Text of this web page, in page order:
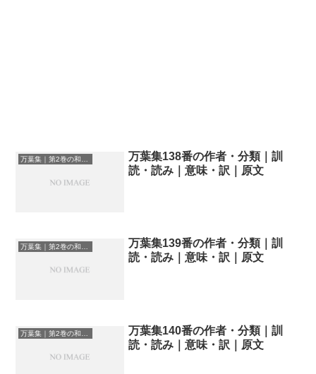
万葉集138番の作者・分類｜訓
読・読み｜意味・訳｜原文
万葉集139番の作者・分類｜訓
読・読み｜意味・訳｜原文
万葉集｜第2巻の和歌一覧
万葉集140番の作者・分類｜訓
読・読み｜意味・訳｜原文